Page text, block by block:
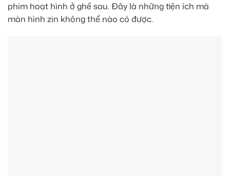
phim hoạt hình ở ghế sau. Đây là những tiện ích mà
màn hình zin không thể nào có được.